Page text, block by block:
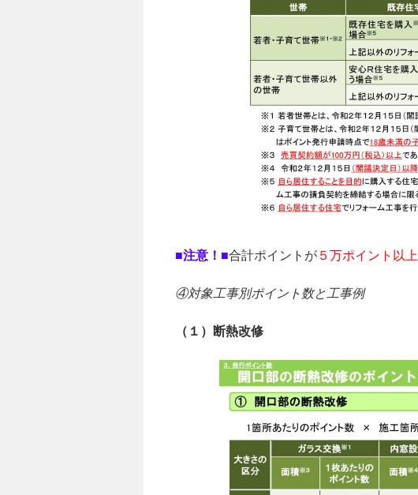
■注意！■合計ポイントが ５万ポイント以上
④対象工事別ポイント数と工事例
（１）断熱改修